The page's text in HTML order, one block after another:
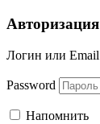
Авторизация
Логин или Email
Password
Напомнить